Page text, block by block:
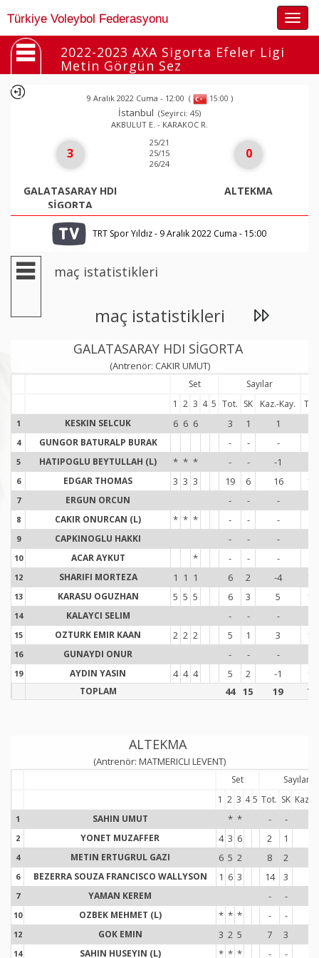
Türkiye Voleybol Federasyonu
2022-2023 AXA Sigorta Efeler Ligi
Metin Görgün Sez
9 Aralık 2022 Cuma - 12:00 ( 15:00 )
İstanbul (Seyirci: 45)
AKBULUT E. - KARAKOC R.
3
GALATASARAY HDI
SİGORTA
25/21
25/15
26/24
0
ALTEKMA
TRT Spor Yıldız - 9 Aralık 2022 Cuma - 15:00
maç istatistikleri
maç istatistikleri
GALATASARAY HDI SİGORTA
(Antrenör: CAKIR UMUT)
Set
Sayılar
1 2 3 4 5 Tot. SK Kaz.-Kay. Tot.
1 KESKIN SELCUK 6 6 6 3 1 1
4 GUNGOR BATURALP BURAK - - -
5 HATIPOGLU BEYTULLAH (L) * * * - - -1
6 EDGAR THOMAS 3 3 3 19 6 16 14
7 ERGUN ORCUN - - -
8 CAKIR ONURCAN (L) * * * - - -
9 CAPKINOGLU HAKKI - - -
10 ACAR AYKUT * - - -
12 SHARIFI MORTEZA 1 1 1 6 2 -4 14
13 KARASU OGUZHAN 5 5 5 6 3 5 10
14 KALAYCI SELIM - - -
15 OZTURK EMIR KAAN 2 2 2 5 1 3 12
16 GUNAYDI ONUR - - -
19 AYDIN YASIN 4 4 4 5 2 -1 15
TOPLAM 44 15 19 75
ALTEKMA
(Antrenör: MATMERICLI LEVENT)
Set
Sayılar
1 2 3 4 5 Tot. SK Kaz.-
1 SAHIN UMUT * * - -
2 YONET MUZAFFER 4 3 6 2 1
4 METIN ERTUGRUL GAZI 6 5 2 8 2
6 BEZERRA SOUZA FRANCISCO WALLYSON 1 6 3 14 3
7 YAMAN KEREM - -
10 OZBEK MEHMET (L) * * * - -
12 GOK EMIN 3 2 5 7 3
14 SAHIN HUSEYIN (L) * * * - -